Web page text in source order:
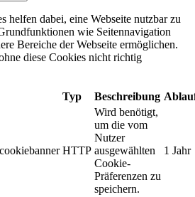
helfen dabei, eine Webseite nutzbar zu
wie Seitennavigation
Bereiche der Webseite ermöglichen.
diese Cookies nicht richtig
Typ Beschreibung
HTTP
Wird benötigt,
um die vom
Nutzer
ausgewählten
Cookie-
Präferenzen zu
speichern.
1 Jahr